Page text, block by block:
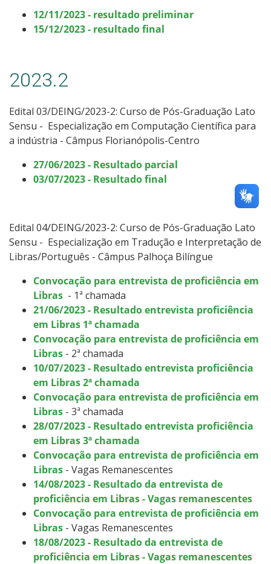
12/11/2023 - resultado preliminar
15/12/2023 - resultado final
2023.2
Edital 03/DEING/2023-2: Curso de Pós-Graduação Lato
Sensu - Especialização em Computação Científica para
a indústria - Câmpus Florianópolis-Centro
27/06/2023 - Resultado parcial
03/07/2023 - Resultado final
Edital 04/DEING/2023-2: Curso de Pós-Graduação Lato
Sensu - Especialização em Tradução e Interpretação de
Libras/Português - Câmpus Palhoça Bilíngue
Convocação para entrevista de proficiência em
Libras - 1ª chamada
21/06/2023 - Resultado entrevista proficiência
em Libras 1ª chamada
Convocação para entrevista de proficiência em
Libras - 2ª chamada
10/07/2023 - Resultado entrevista proficiência
em Libras 2ª chamada
Convocação para entrevista de proficiência em
Libras - 3ª chamada
28/07/2023 - Resultado entrevista proficiência
em Libras 3ª chamada
Convocação para entrevista de proficiência em
Libras - Vagas Remanescentes
14/08/2023 - Resultado da entrevista de
proficiência em Libras - Vagas remanescentes
Convocação para entrevista de proficiência em
Libras - Vagas Remanescentes
18/08/2023 - Resultado da entrevista de
proficiência em Libras - Vagas remanescentes